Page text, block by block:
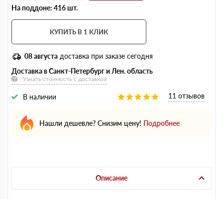
На поддоне: 416 шт.
КУПИТЬ В 1 КЛИК
08 августа доставка при заказе сегодня
Доставка в Санкт-Петербург и Лен. область
Узнать стоимость с доставкой
В наличии 11 отзывов
Нашли дешевле? Снизим цену! Подробнее
Описание